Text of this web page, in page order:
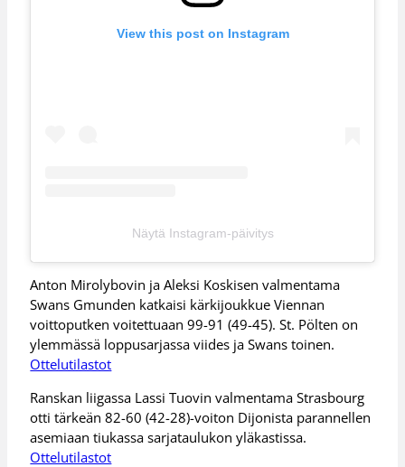
View this post on Instagram
Näytä Instagram-päivitys
Anton Mirolybovin ja Aleksi Koskisen valmentama
Swans Gmunden katkaisi kärkijoukkue Viennan
voittoputken voitettuaan 99-91 (49-45). St. Pölten on
ylemmässä loppusarjassa viides ja Swans toinen.
Ottelutilastot
Ranskan liigassa Lassi Tuovin valmentama Strasbourg
otti tärkeän 82-60 (42-28)-voiton Dijonista parannellen
asemiaan tiukassa sarjataulukon yläkastissa.
Ottelutilastot